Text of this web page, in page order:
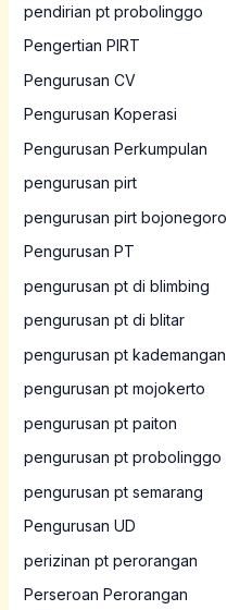
pendirian pt probolinggo
Pengertian PIRT
Pengurusan CV
Pengurusan Koperasi
Pengurusan Perkumpulan
pengurusan pirt
pengurusan pirt bojonegoro
Pengurusan PT
pengurusan pt di blimbing
pengurusan pt di blitar
pengurusan pt kademangan
pengurusan pt mojokerto
pengurusan pt paiton
pengurusan pt probolinggo
pengurusan pt semarang
Pengurusan UD
perizinan pt perorangan
Perseroan Perorangan